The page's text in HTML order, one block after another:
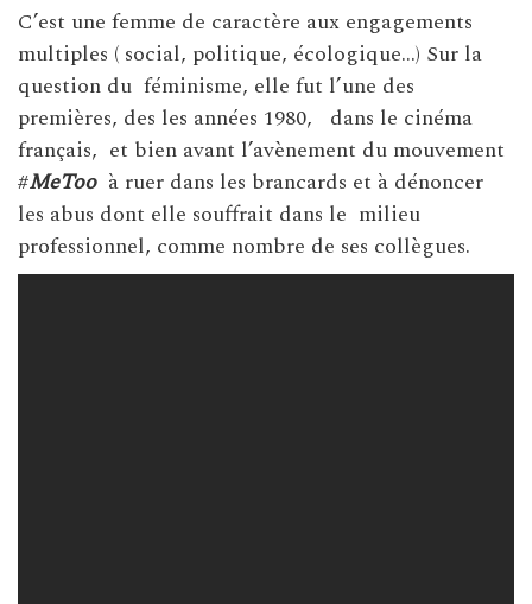
C’est une femme de caractère aux engagements
multiples ( social, politique, écologique…) Sur la
question du féminisme, elle fut l’une des
premières, des les années 1980, dans le cinéma
français, et bien avant l’avènement du mouvement
#MeTooà ruer dans les brancards et à dénoncer
les abus dont elle souffrait dans le milieu
professionnel, comme nombre de ses collègues.